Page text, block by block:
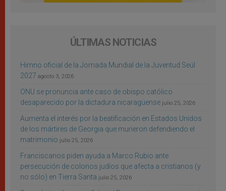
ÚLTIMAS NOTICIAS
Himno oficial de la Jornada Mundial de la Juventud Seúl
2027 agosto 3, 2026
ONU se pronuncia ante caso de obispo católico
desaparecido por la dictadura nicaragüense julio 25, 2026
Aumenta el interés por la beatificación en Estados Unidos
de los mártires de Georgia que murieron defendiendo el
matrimonio julio 25, 2026
Franciscanos piden ayuda a Marco Rubio ante
persecución de colonos judíos que afecta a cristianos (y
no sólo) en Tierra Santa julio 25, 2026